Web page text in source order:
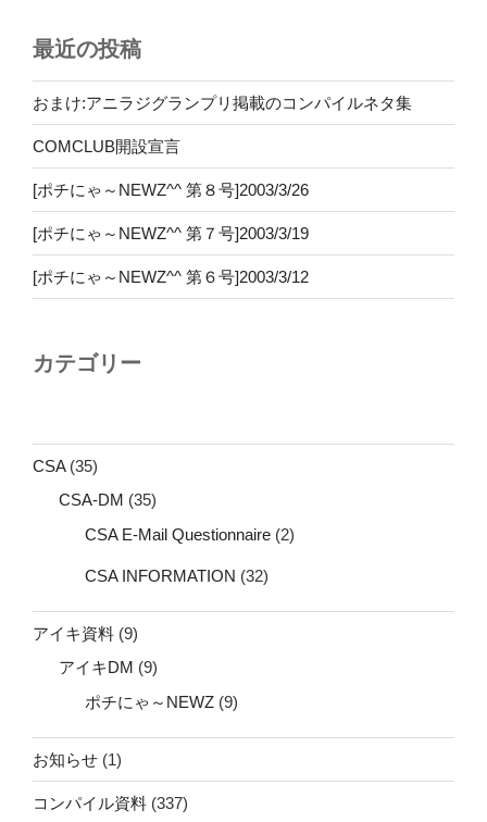
最近の投稿
おまけ:アニラジグランプリ掲載のコンパイルネタ集
COMCLUB開設宣言
[ポチにゃ～NEWZ^^ 第８号]2003/3/26
[ポチにゃ～NEWZ^^ 第７号]2003/3/19
[ポチにゃ～NEWZ^^ 第６号]2003/3/12
カテゴリー
CSA(35)
CSA-DM (35)
CSA E-Mail Questionnaire (2)
CSA INFORMATION (32)
アイキ資料 (9)
アイキDM (9)
ポチにゃ～NEWZ (9)
お知らせ (1)
コンパイル資料 (337)